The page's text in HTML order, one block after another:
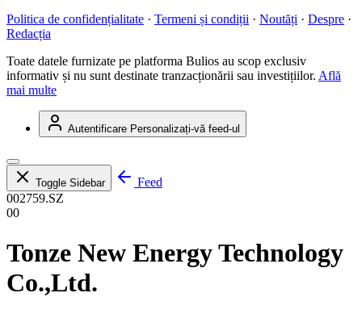
Politica de confidențialitate · Termeni și condiții · Noutăți · Despre ·
Redacția
Toate datele furnizate pe platforma Bulios au scop exclusiv
informativ și nu sunt destinate tranzacționării sau investițiilor. Află
mai multe
Autentificare Personalizați-vă feed-ul
Toggle Sidebar
Feed
002759.SZ
00
Tonze New Energy Technology
Co.,Ltd.